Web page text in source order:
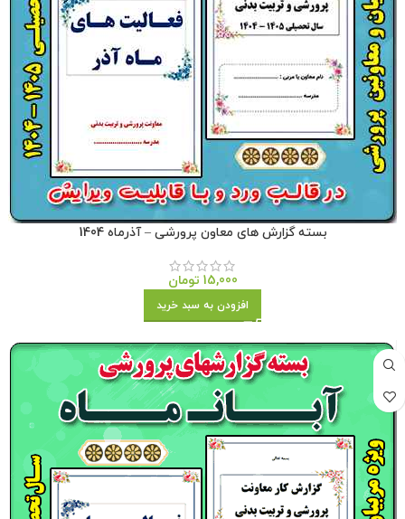
بسته گزارش های معاون پرورشی – آذرماه 1404
15,000 تومان
افزودن به سبد خرید